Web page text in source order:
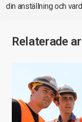
din anställning och
Relaterade